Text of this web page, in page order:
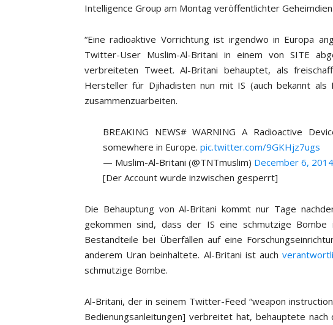
Intelligence Group am Montag veröffentlichter
“Eine radioaktive Vorrichtung ist irgendwo in Europa
Twitter-User Muslim-Al-Britani in einem von SITE
verbreiteten Tweet. Al-Britani behauptet, als
Hersteller für Djihadisten nun mit IS (auch bekannt als
zusammenzuarbeiten.
BREAKING NEWS# WARNING A Radioactive
somewhere in Europe. pic.twitter.com/9GKHjz7ugs
— Muslim-Al-Britani (@TNTmuslim) December 6, 2014
[Der Account wurde inzwischen gesperrt]
Die Behauptung von Al-Britani kommt nur Tage
gekommen sind, dass der IS eine schmutzige
Bestandteile bei Überfällen auf eine
anderem Uran beinhaltete. Al-Britani ist auch
schmutzige Bombe.
Al-Britani, der in seinem Twitter-Feed “weapon
Bedienungsanleitungen] verbreitet hat, behauptete